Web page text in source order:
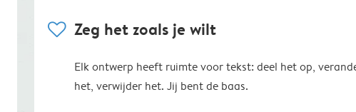
heart Zeg het zoals je wilt
Elk ontwerp heeft ruimte voor tekst: deel het op,
het, verwijder het. Jij bent de baas.